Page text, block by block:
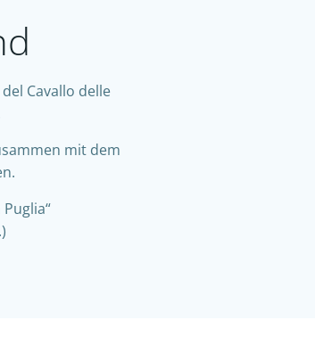
Cavallo delle
mit dem